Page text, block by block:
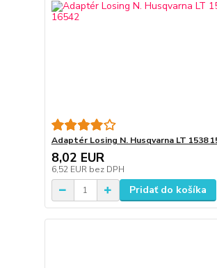
Adaptér Losing N. Husqvarna LT 1538
8,02 EUR
6,52 EUR bez DPH
Pridať do košíka